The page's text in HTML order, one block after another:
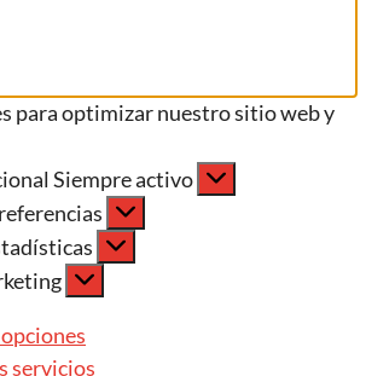
para optimizar nuestro sitio web y
Siempre activo
servicios